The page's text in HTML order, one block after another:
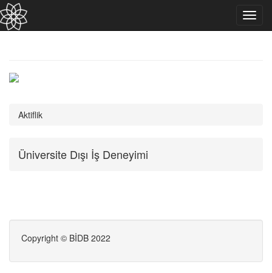
Aktiflik
Üniversite Dışı İş Deneyimi
Copyright © BİDB 2022